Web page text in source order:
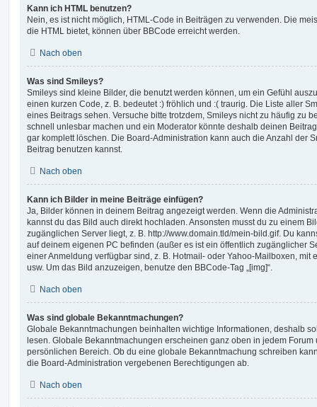
Kann ich HTML benutzen?
Nein, es ist nicht möglich, HTML-Code in Beiträgen zu verwenden. Die
die HTML bietet, können über BBCode erreicht werden.
Nach oben
Was sind Smileys?
Smileys sind kleine Bilder, die benutzt werden können, um ein Gefühl
einen kurzen Code, z. B. bedeutet :) fröhlich und :( traurig. Die Liste aller
eines Beitrags sehen. Versuche bitte trotzdem, Smileys nicht zu häufig zu
schnell unlesbar machen und ein Moderator könnte deshalb deinen
gar komplett löschen. Die Board-Administration kann auch die Anzahl der
Beitrag benutzen kannst.
Nach oben
Kann ich Bilder in meine Beiträge einfügen?
Ja, Bilder können in deinem Beitrag angezeigt werden. Wenn die
kannst du das Bild auch direkt hochladen. Ansonsten musst du zu einem
zugänglichen Server liegt, z. B. http://www.domain.tld/mein-bild.gif. Du
auf deinem eigenen PC befinden (außer es ist ein öffentlich zugänglicher
einer Anmeldung verfügbar sind, z. B. Hotmail- oder Yahoo-Mailboxen, mit
usw. Um das Bild anzuzeigen, benutze den BBCode-Tag „[img]“.
Nach oben
Was sind globale Bekanntmachungen?
Globale Bekanntmachungen beinhalten wichtige Informationen, deshalb
lesen. Globale Bekanntmachungen erscheinen ganz oben in jedem
persönlichen Bereich. Ob du eine globale Bekanntmachung schreiben
die Board-Administration vergebenen Berechtigungen ab.
Nach oben